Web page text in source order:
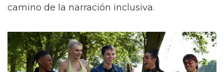
camino de la narración inclusiva.